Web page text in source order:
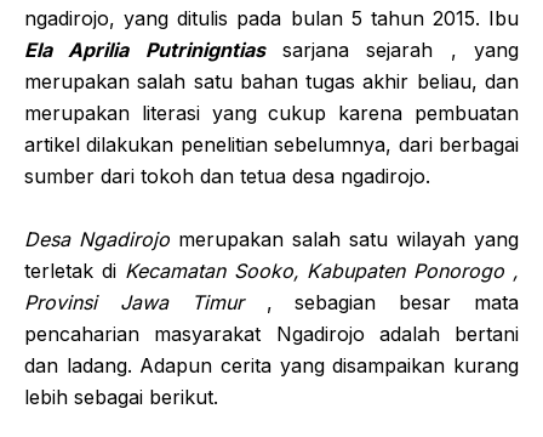
ngadirojo, yang ditulis pada bulan 5 tahun 2015. Ibu
Ela Aprilia Putrinigntiassarjana sejarah , yang
merupakan salah satu bahan tugas akhir beliau, dan
merupakan literasi yang cukup karena pembuatan
artikel dilakukan penelitian sebelumnya, dari berbagai
sumber dari tokoh dan tetua desa ngadirojo.
Desa Ngadirojo merupakan salah satu wilayah yang
terletak di Kecamatan Sooko, Kabupaten Ponorogo ,
Provinsi Jawa Timur, sebagian besar mata
pencaharian masyarakat Ngadirojo adalah bertani
dan ladang. Adapun cerita yang disampaikan kurang
lebih sebagai berikut.